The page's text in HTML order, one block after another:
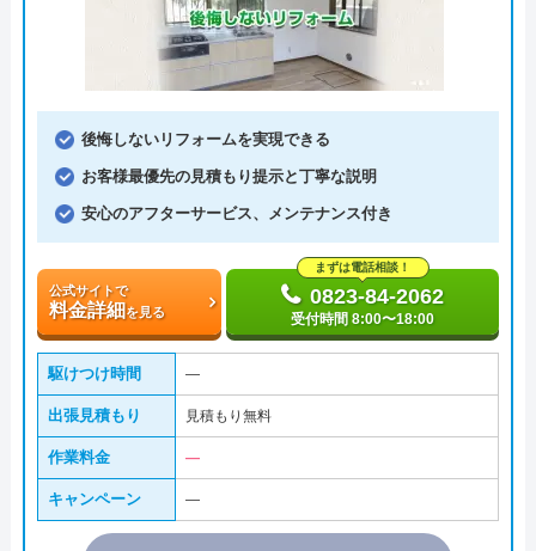
後悔しないリフォームを実現できる
お客様最優先の見積もり提示と丁寧な説明
安心のアフターサービス、メンテナンス付き
公式サイトで
料金詳細を見る
まずは電話相談！
0823-84-2062
受付時間 8:00〜18:00
駆けつけ時間 ―
出張見積もり 見積もり無料
作業料金 ―
キャンペーン ―